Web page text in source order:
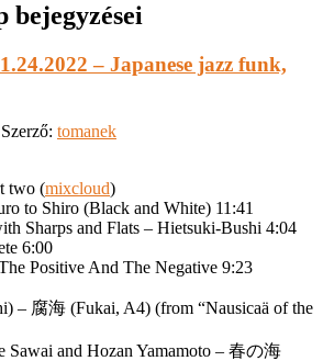
bejegyzései
– Japanese jazz funk,
Szerző: tomanek
two (mixcloud)
to Shiro (Black and White) 11:41
Sharps and Flats – Hietsuki-Bushi 4:04
6:00
Positive And The Negative 9:23
– 腐海 (Fukai, A4) (from “Nausicaä of the
Sawai and Hozan Yamamoto – 春の海